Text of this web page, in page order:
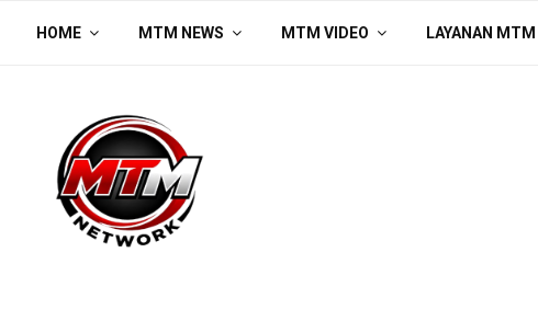
HOME MTM NEWS MTM VIDEO LAYANAN MTM